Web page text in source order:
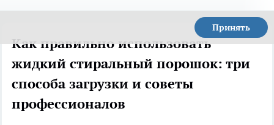
Принять
Как правильно использовать
жидкий стиральный порошок: три
способа загрузки и советы
профессионалов